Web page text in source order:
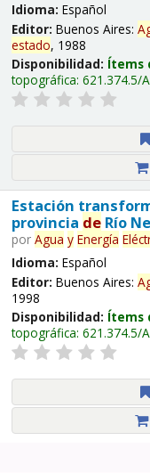
Idioma: Español
Editor: Buenos Aires:
estado, 1988
Disponibilidad: Ítems
topográfica: 621.374.5/
Estación
provincia deRío
por Agua y Energía
Idioma: Español
Editor: Buenos Aires:
1998
Disponibilidad: Ítems
topográfica: 621.374.5/